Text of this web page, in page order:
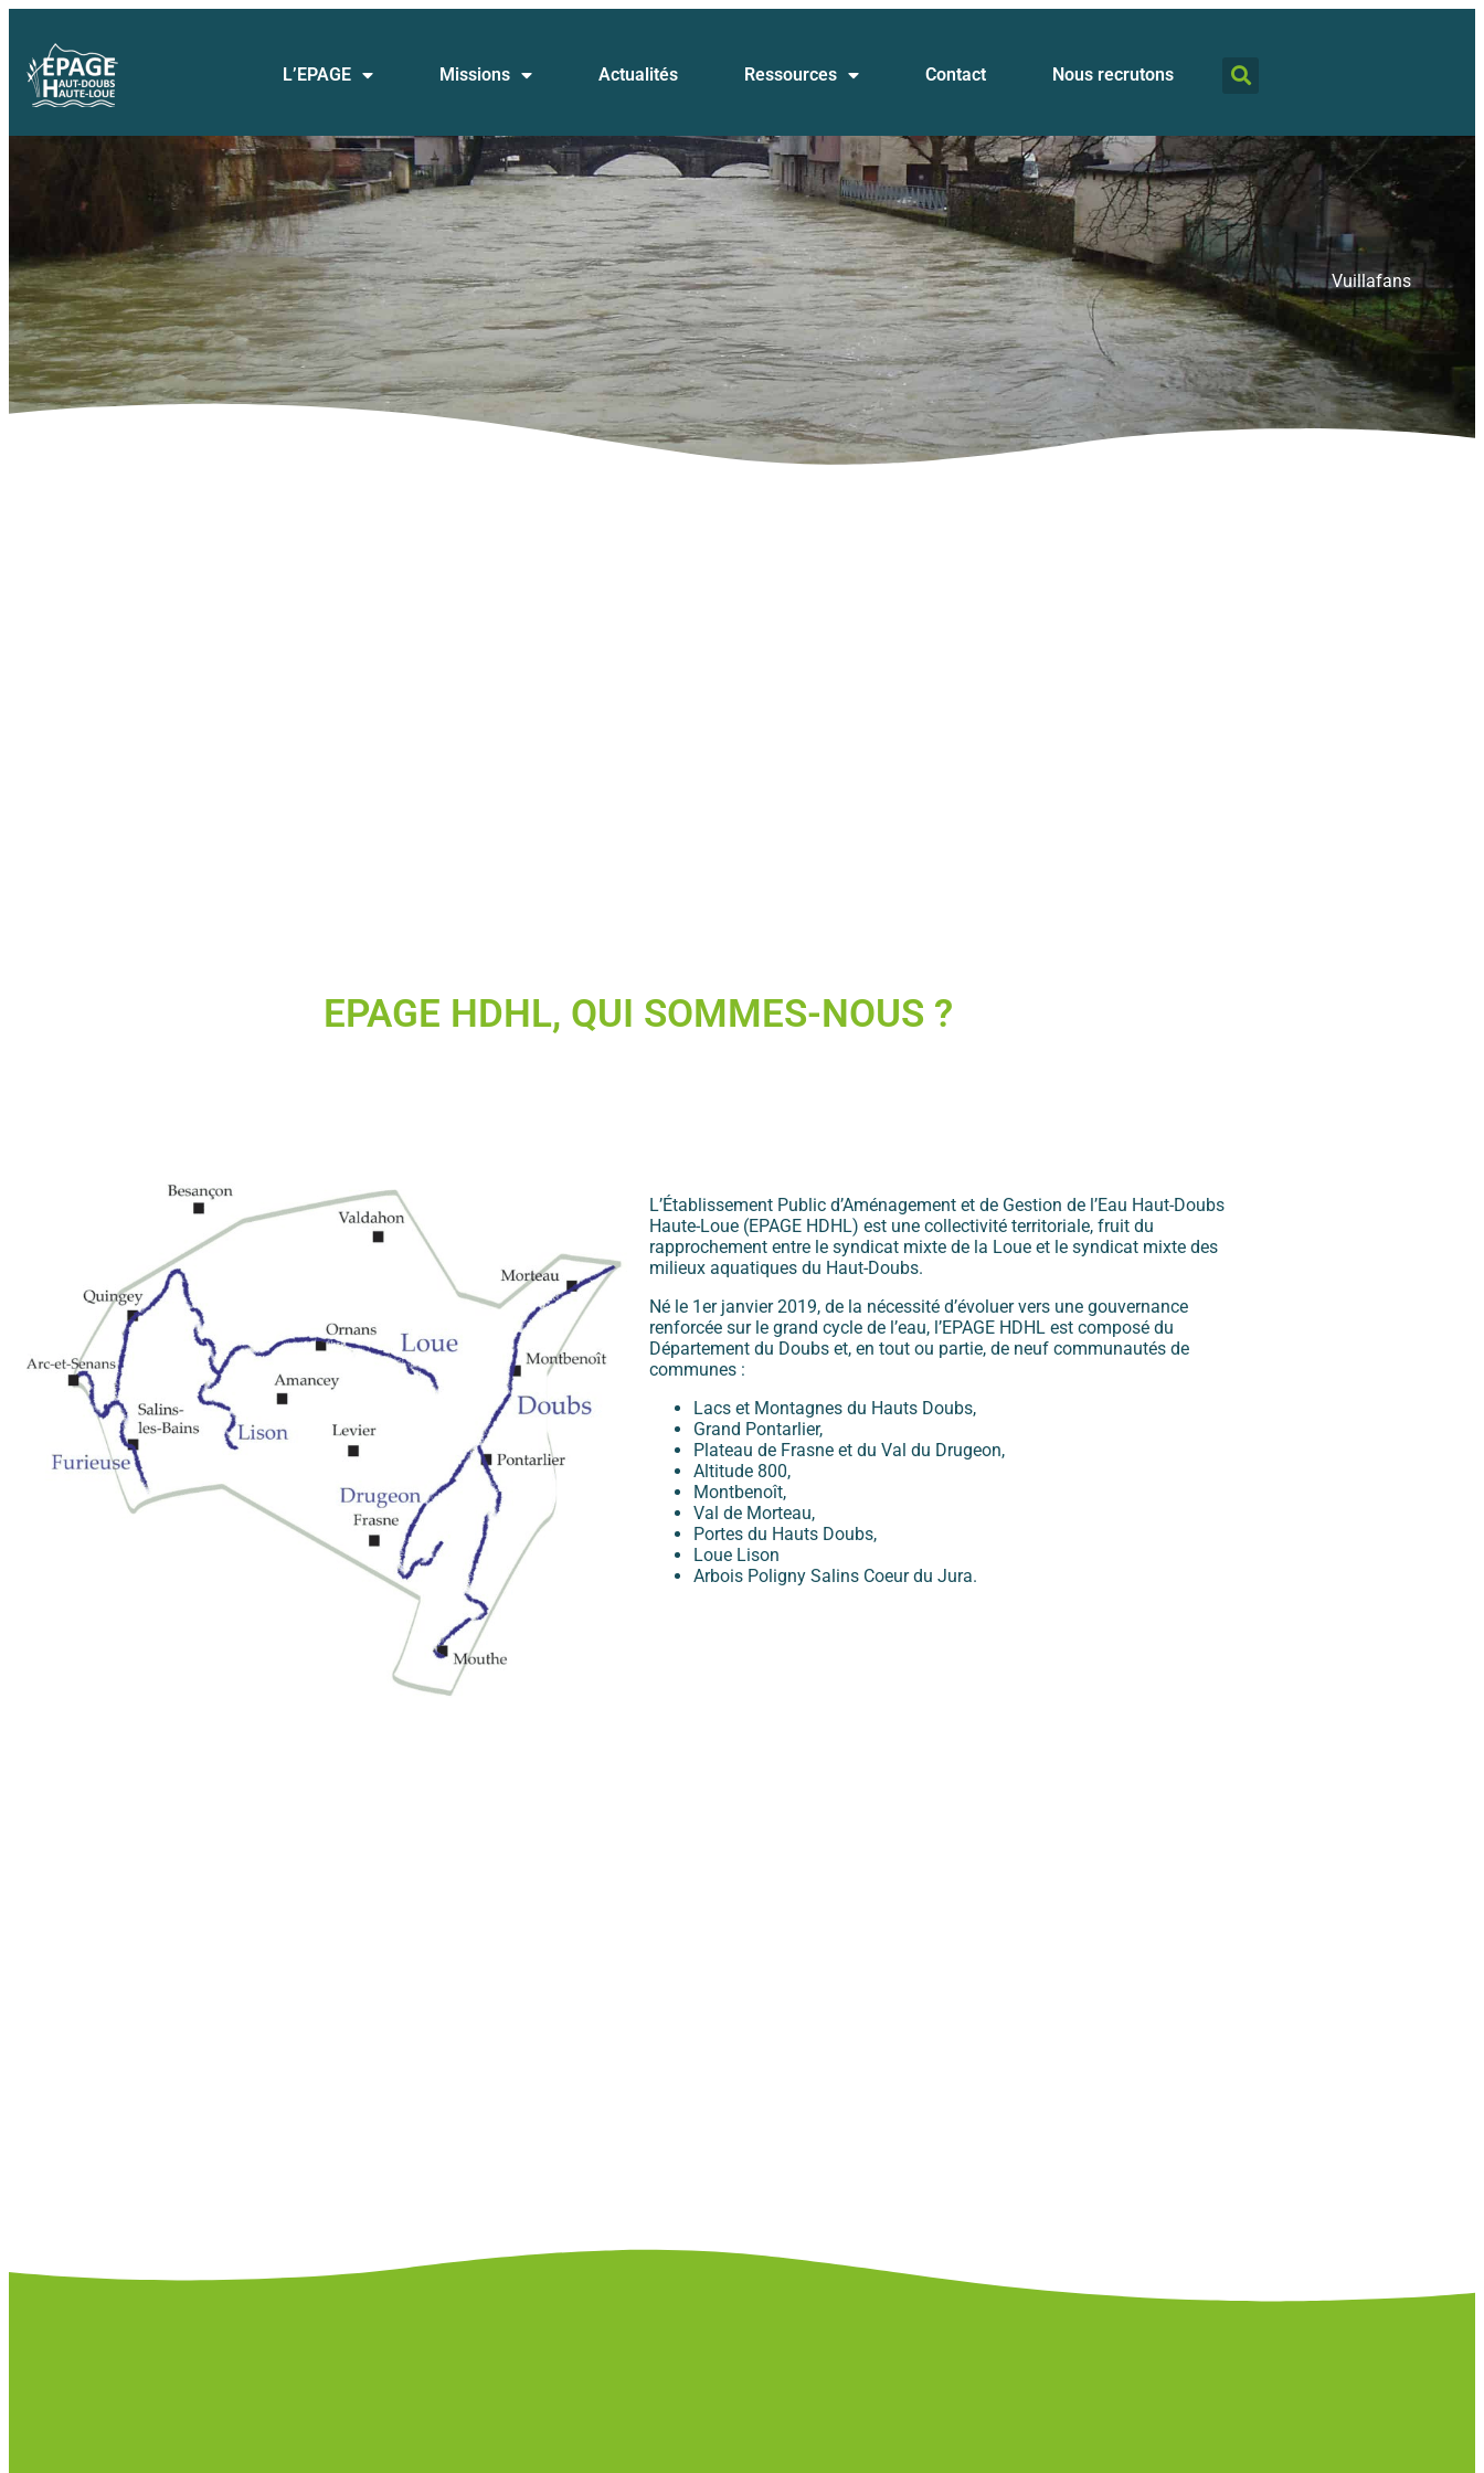
L’EPAGE Missions Actualités Ressources Contact Nous recrutons
Vuillafans
EPAGE HDHL, QUI SOMMES-NOUS ?
L’Établissement Public d’Aménagement et de Gestion de l’Eau Haut-Doubs
Haute-Loue (EPAGE HDHL) est une collectivité territoriale, fruit du
rapprochement entre le syndicat mixte de la Loue et le syndicat mixte des
milieux aquatiques du Haut-Doubs.
Né le 1er janvier 2019, de la nécessité d’évoluer vers une gouvernance
renforcée sur le grand cycle de l’eau, l’EPAGE HDHL est composé du
Département du Doubs et, en tout ou partie, de neuf communautés de
communes :
Lacs et Montagnes du Hauts Doubs,
Grand Pontarlier,
Plateau de Frasne et du Val du Drugeon,
Altitude 800,
Montbenoît,
Val de Morteau,
Portes du Hauts Doubs,
Loue Lison
Arbois Poligny Salins Coeur du Jura.